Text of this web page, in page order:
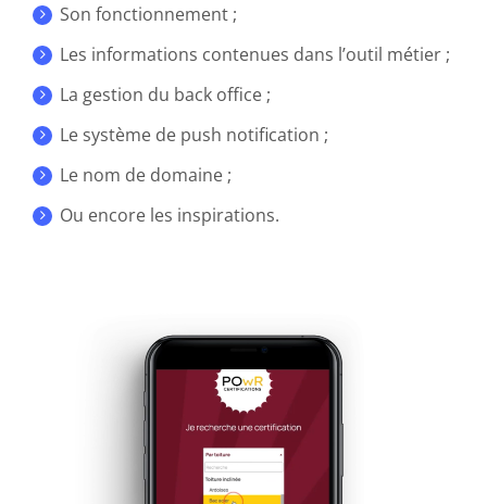
Son fonctionnement ;
Les informations contenues dans l’outil métier ;
La gestion du back office ;
Le système de push notification ;
Le nom de domaine ;
Ou encore les inspirations.